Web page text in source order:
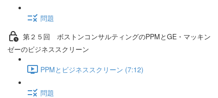
問題
第２５回 ボストンコンサルティングのPPMとGE・マッキン
ゼーのビジネススクリーン
PPMとビジネススクリーン (7:12)
問題